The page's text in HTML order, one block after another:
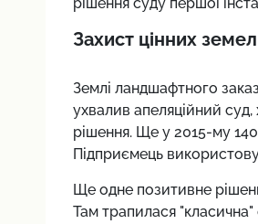
рішення суду першої
Захист цінних
Землі ландшафтного
ухвалив апеляційний
рішення. Ще у 2015-му 140
Підприємець
Ще одне позитивне
Там трапилася "класична"